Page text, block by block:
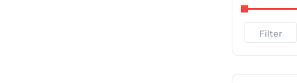
Filter